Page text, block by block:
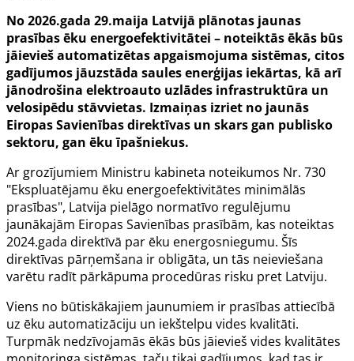
No 2026.gada 29.maija Latvijā plānotas jaunas
prasības ēku energoefektivitātei – noteiktās ēkās būs
jāievieš automatizētas apgaismojuma sistēmas, citos
gadījumos jāuzstāda saules enerģijas iekārtas, kā arī
jānodrošina elektroauto uzlādes infrastruktūra un
velosipēdu stāvvietas. Izmaiņas izriet no jaunās
Eiropas Savienības direktīvas un skars gan publisko
sektoru, gan ēku īpašniekus.
Ar grozījumiem Ministru kabineta noteikumos Nr. 730
"Ekspluatējamu ēku energoefektivitātes minimālās
prasības", Latvija pielāgo normatīvo regulējumu
jaunākajām Eiropas Savienības prasībām, kas noteiktas
2024.gada direktīvā par ēku energosniegumu. Šīs
direktīvas pārņemšana ir obligāta, un tās neieviešana
varētu radīt pārkāpuma procedūras risku pret Latviju.
Viens no būtiskākajiem jaunumiem ir prasības attiecībā
uz ēku automatizāciju un iekštelpu vides kvalitāti.
Turpmāk nedzīvojamās ēkās būs jāievieš vides kvalitātes